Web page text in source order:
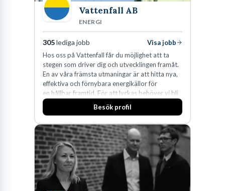
Vattenfall AB
ENERGI
305lediga jobb
Visa jobb
Hos oss på Vattenfall får du möjlighet att ta
stegen som driver dig och utvecklingen framåt.
En av våra främsta utmaningar är att hitta nya,
effektiva och förnybara energikällor för
en hållbar framtid. För att lyckas behöver vi bli
fler medarbetare som vill göra skillnad.
Besök profil